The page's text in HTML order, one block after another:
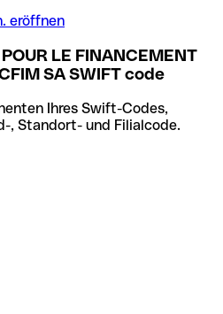
eröffnen
LE FINANCEMENT
SA SWIFT code
Ihres Swift-Codes,
, Standort- und Filialcode.